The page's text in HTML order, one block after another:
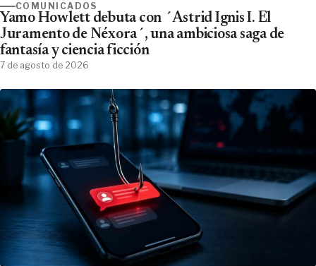
COMUNICADOS
Yamo Howlett debuta con ´Astrid Ignis I. El
Juramento de Néxora´, una ambiciosa saga de
fantasía y ciencia ficción
7 de agosto de 2026